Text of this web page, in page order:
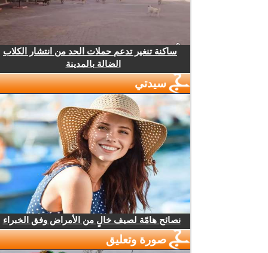
ساكنة تنغير تدعم حملات الحد من انتشار الكلاب
الضالة بالمدينة
سيدتي
نصائح هامّة لصيف خالٍ من الأمراض وفق الخبراء
صورة وتعليق